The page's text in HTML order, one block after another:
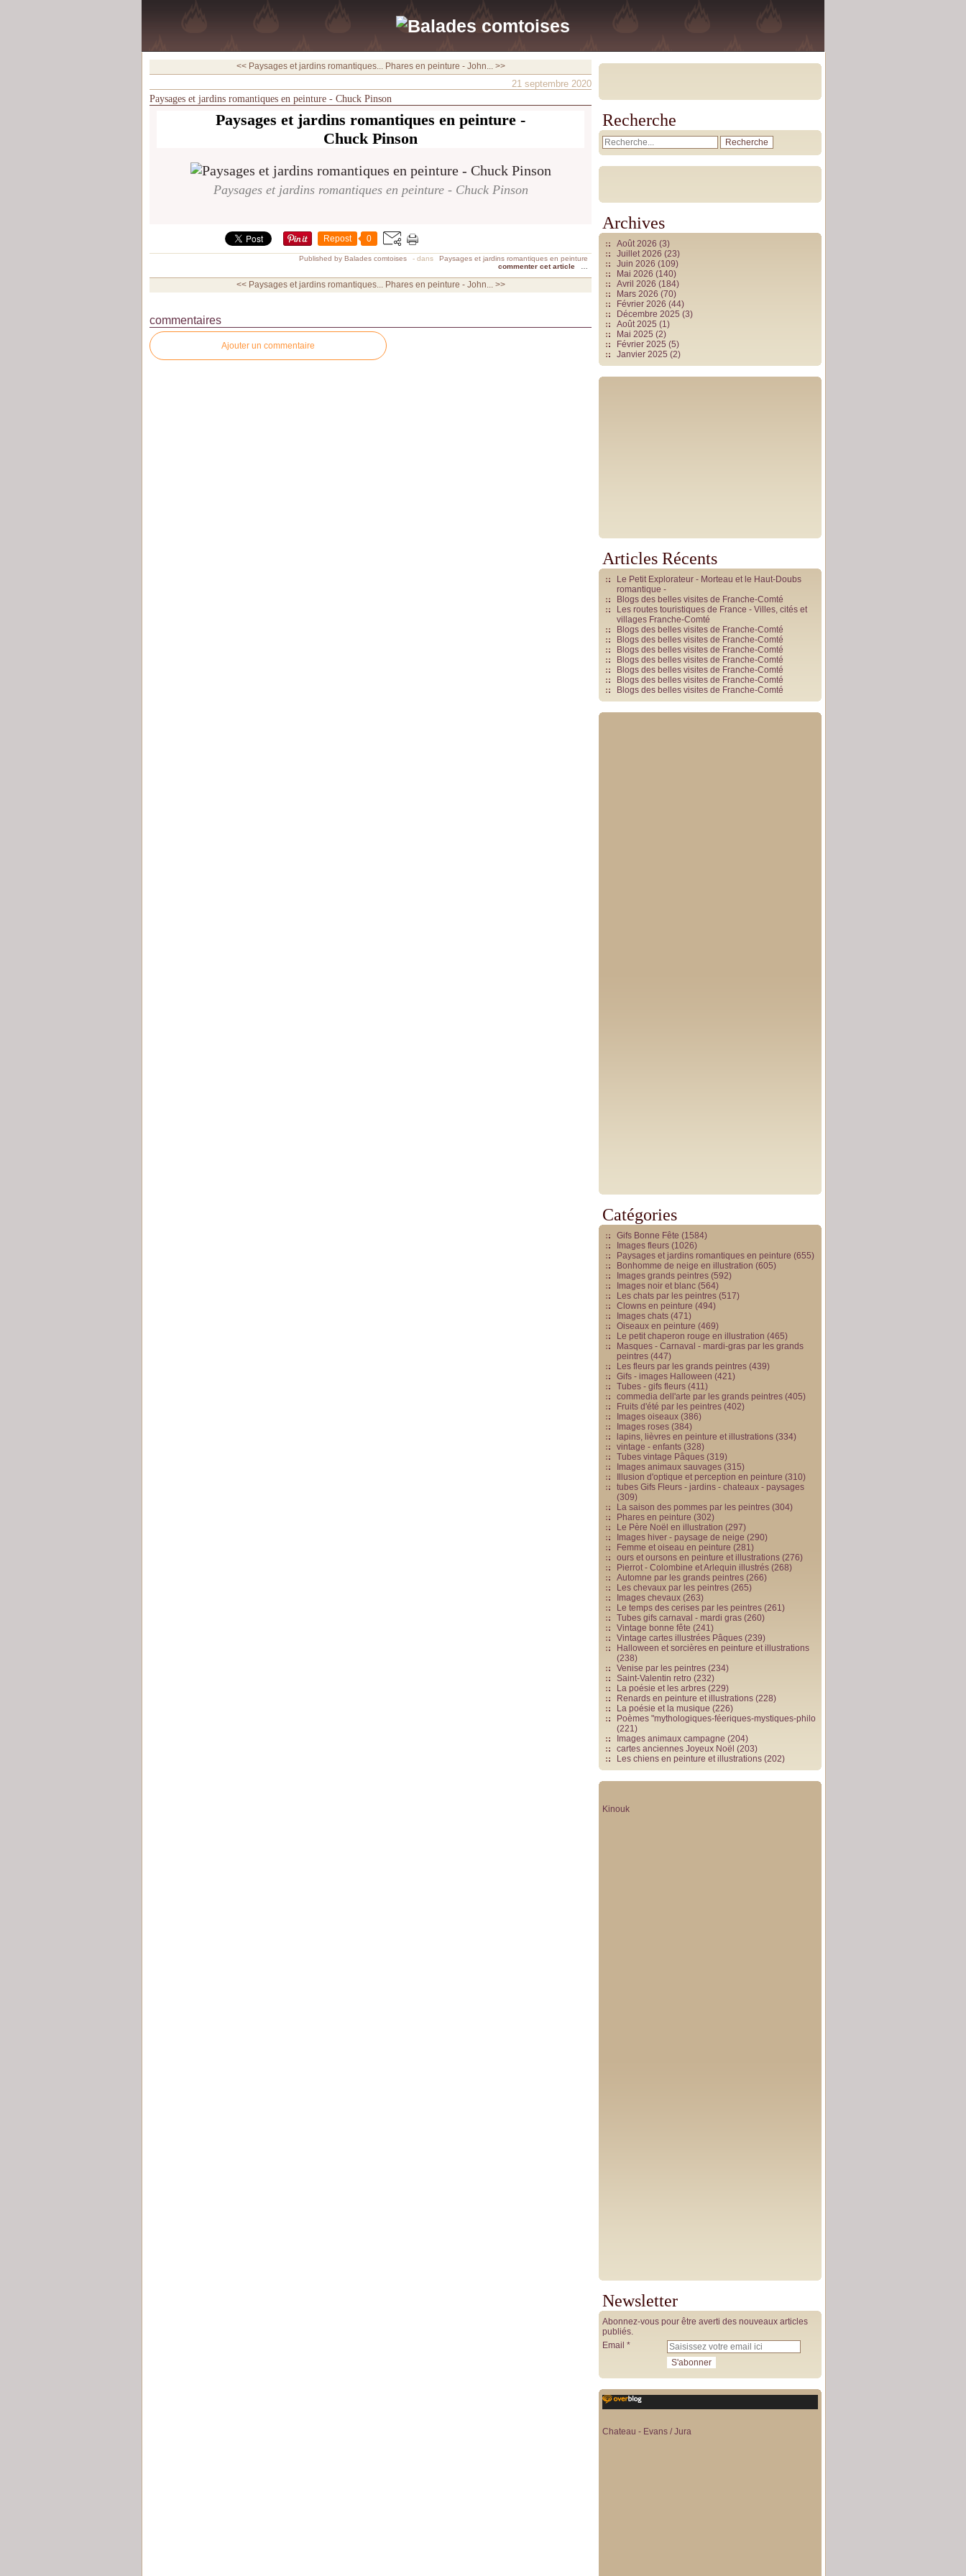
<< Paysages et jardins romantiques... Phares en peinture - John... >>
21 septembre 2020
Paysages et jardins romantiques en peinture - Chuck Pinson
Paysages et jardins romantiques en peinture -
Chuck Pinson
Paysages et jardins romantiques en peinture - Chuck Pinson
Repost 0
Published by Balades comtoises - dans
Paysages et jardins romantiques en peinture
commenter cet article
<< Paysages et jardins romantiques... Phares en peinture - John... >>
commentaires
Ajouter un commentaire
Recherche
Archives
Août 2026 (3)
Juillet 2026 (23)
Juin 2026 (109)
Mai 2026 (140)
Avril 2026 (184)
Mars 2026 (70)
Février 2026 (44)
Décembre 2025 (3)
Août 2025 (1)
Mai 2025 (2)
Février 2025 (5)
Janvier 2025 (2)
Articles Récents
Le Petit Explorateur - Morteau et le Haut-Doubs
romantique -
Blogs des belles visites de Franche-Comté
Les routes touristiques de France - Villes, cités et
villages Franche-Comté
Blogs des belles visites de Franche-Comté
Blogs des belles visites de Franche-Comté
Blogs des belles visites de Franche-Comté
Blogs des belles visites de Franche-Comté
Blogs des belles visites de Franche-Comté
Blogs des belles visites de Franche-Comté
Blogs des belles visites de Franche-Comté
Catégories
Gifs Bonne Fête (1584)
Images fleurs (1026)
Paysages et jardins romantiques en peinture (655)
Bonhomme de neige en illustration (605)
Images grands peintres (592)
Images noir et blanc (564)
Les chats par les peintres (517)
Clowns en peinture (494)
Images chats (471)
Oiseaux en peinture (469)
Le petit chaperon rouge en illustration (465)
Masques - Carnaval - mardi-gras par les grands
peintres (447)
Les fleurs par les grands peintres (439)
Gifs - images Halloween (421)
Tubes - gifs fleurs (411)
commedia dell'arte par les grands peintres (405)
Fruits d'été par les peintres (402)
Images oiseaux (386)
Images roses (384)
lapins, lièvres en peinture et illustrations (334)
vintage - enfants (328)
Tubes vintage Pâques (319)
Images animaux sauvages (315)
Illusion d'optique et perception en peinture (310)
tubes Gifs Fleurs - jardins - chateaux - paysages
(309)
La saison des pommes par les peintres (304)
Phares en peinture (302)
Le Père Noël en illustration (297)
Images hiver - paysage de neige (290)
Femme et oiseau en peinture (281)
ours et oursons en peinture et illustrations (276)
Pierrot - Colombine et Arlequin illustrés (268)
Automne par les grands peintres (266)
Les chevaux par les peintres (265)
Images chevaux (263)
Le temps des cerises par les peintres (261)
Tubes gifs carnaval - mardi gras (260)
Vintage bonne fête (241)
Vintage cartes illustrées Pâques (239)
Halloween et sorcières en peinture et illustrations
(238)
Venise par les peintres (234)
Saint-Valentin retro (232)
La poésie et les arbres (229)
Renards en peinture et illustrations (228)
La poésie et la musique (226)
Poèmes "mythologiques-féeriques-mystiques-philo
(221)
Images animaux campagne (204)
cartes anciennes Joyeux Noël (203)
Les chiens en peinture et illustrations (202)
Kinouk
Newsletter
Abonnez-vous pour être averti des nouveaux articles
publiés.
Email
Chateau - Evans / Jura